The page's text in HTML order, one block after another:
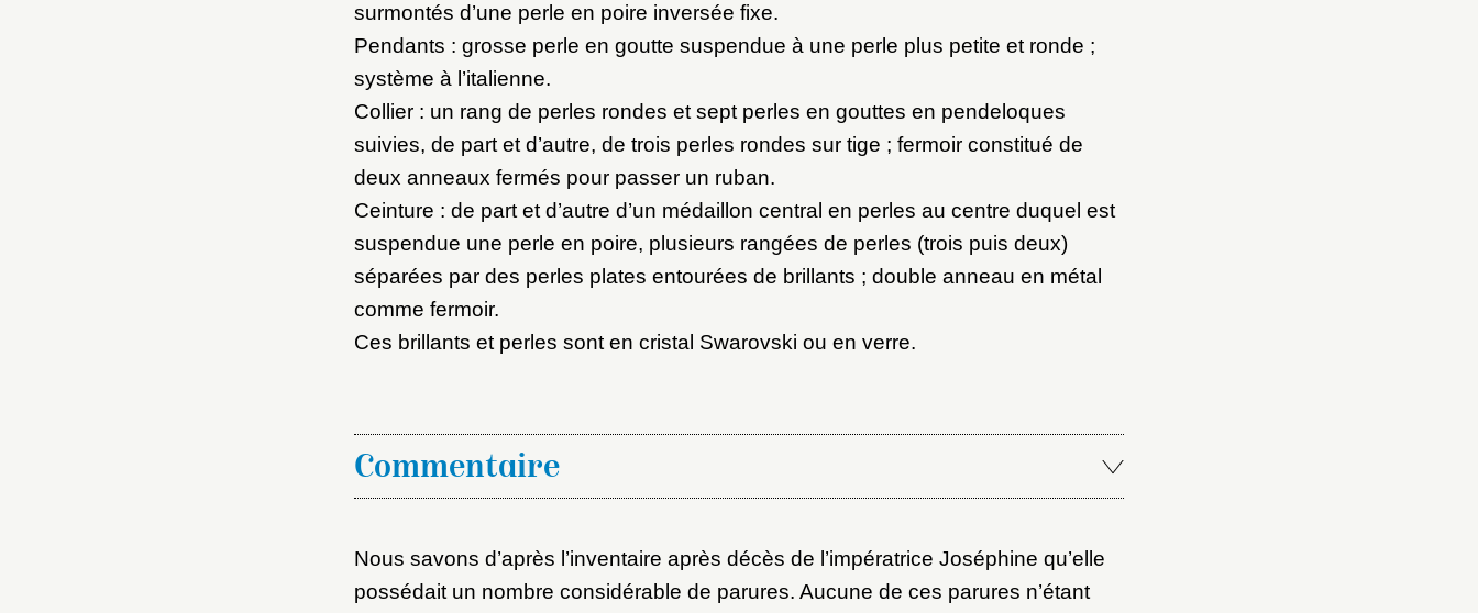
surmontés d’une perle en poire inversée fixe.
Pendants : grosse perle en goutte suspendue à une perle plus petite et ronde ;
système à l’italienne.
Collier : un rang de perles rondes et sept perles en gouttes en pendeloques
suivies, de part et d’autre, de trois perles rondes sur tige ; fermoir constitué de
deux anneaux fermés pour passer un ruban.
Ceinture : de part et d’autre d’un médaillon central en perles au centre duquel est
suspendue une perle en poire, plusieurs rangées de perles (trois puis deux)
séparées par des perles plates entourées de brillants ; double anneau en métal
comme fermoir.
Ces brillants et perles sont en cristal Swarovski ou en verre.
Commentaire
Nous savons d’après l’inventaire après décès de l’impératrice Joséphine qu’elle
possédait un nombre considérable de parures. Aucune de ces parures n’étant